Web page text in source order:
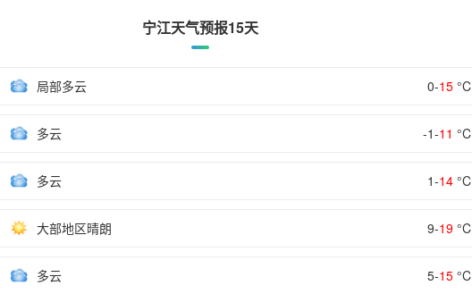
宁江天气预报15天
局部多云 0-15 °C
多云 -1-11 °C
多云 1-14 °C
大部地区晴朗 9-19 °C
多云 5-15 °C